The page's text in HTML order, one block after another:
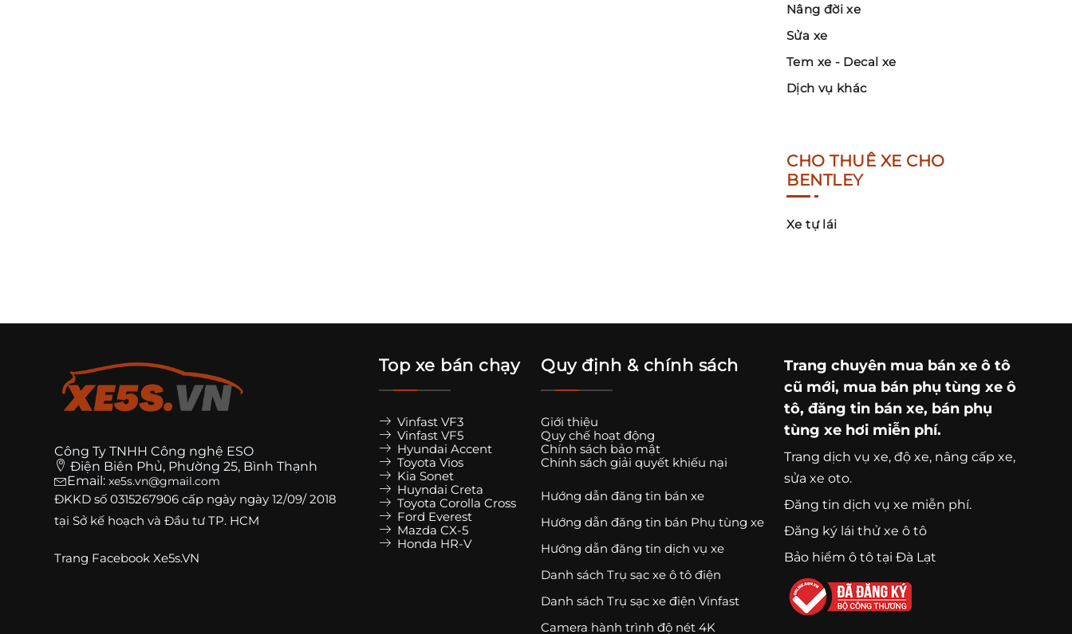
Nâng đời xe
Sửa xe
Tem xe - Decal xe
Dịch vụ khác
CHO THUÊ XE CHO
BENTLEY
Xe tự lái
Công Ty TNHH Công nghệ ESO
Điện Biên Phủ, Phường 25, Bình Thạnh
Email: xe5s.vn@gmail.com
ĐKKD số 0315267906 cấp ngày ngày 12/09/ 2018
tại Sở kế hoạch và Đầu tư TP. HCM
Trang Facebook Xe5s.VN
Top xe bán chạy
Vinfast VF3
Vinfast VF5
Hyundai Accent
Toyota Vios
Kia Sonet
Huyndai Creta
Toyota Corolla Cross
Ford Everest
Mazda CX-5
Honda HR-V
Quy định & chính sách
Giới thiệu
Quy chế hoạt động
Chính sách bảo mật
Chính sách giải quyết khiếu nại
Hướng dẫn đăng tin bán xe
Hướng dẫn đăng tin bán Phụ tùng xe
Hướng dẫn đăng tin dịch vụ xe
Danh sách Trụ sạc xe ô tô điện
Danh sách Trụ sạc xe điện Vinfast
Camera hành trình độ nét 4K
Trang chuyên mua bán xe ô tô
cũ mới, mua bán phụ tùng xe ô
tô, đăng tin bán xe, bán phụ
tùng xe hơi miễn phí.
Trang dịch vụ xe, độ xe, nâng cấp xe,
sửa xe oto.
Đăng tin dịch vụ xe miễn phí.
Đăng ký lái thử xe ô tô
Bảo hiểm ô tô tại Đà Lạt